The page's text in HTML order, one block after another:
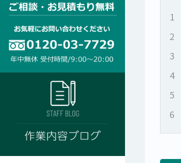
1
2
3
4
5
6